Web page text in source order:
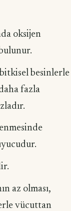
oksijen
besinlerle
fazla
az olması,
vücuttan